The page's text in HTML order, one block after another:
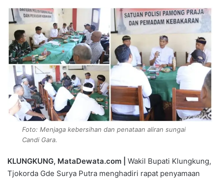
Foto: Menjaga kebersihan dan penataan aliran sungai
Candi Gara.
KLUNGKUNG, MataDewata.com |
Wakil Bupati Klungkung,
Tjokorda Gde Surya Putra menghadiri rapat penyamaan